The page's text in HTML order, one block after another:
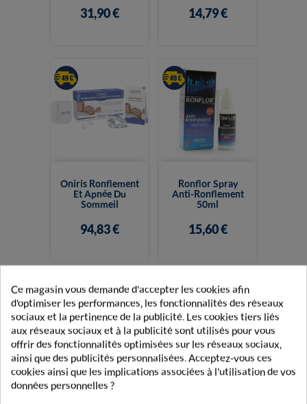
31,90 € 14,79 €
Oniris Ronflement
Et Apnée Du
Sommeil
94,83 €
Ronflor Spray
Anti-Ronflement
50ml
15,60 €
Ce magasin vous demande d'accepter les cookies afin
d'optimiser les performances, les fonctionnalités des réseaux
sociaux et la pertinence de la publicité. Les cookies tiers liés
aux réseaux sociaux et à la publicité sont utilisés pour vous
offrir des fonctionnalités optimisées sur les réseaux sociaux,
ainsi que des publicités personnalisées. Acceptez-vous ces
cookies ainsi que les implications associées à l'utilisation de vos
données personnelles ?